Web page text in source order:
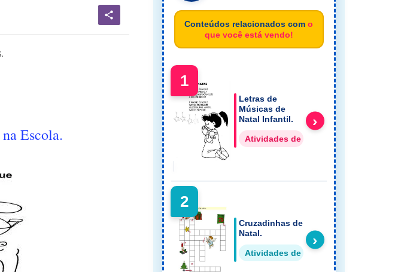
share
Escola.
Conteúdos relacionados com o
que você está vendo!
1
Letras de
Músicas de
Natal Infantil.
Atividades de Natal Datas
›
2
Cruzadinhas de
Natal.
Atividades de Natal Datas
›